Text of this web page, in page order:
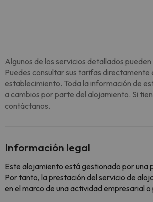
Algunos de los servicios detallados
Puedes consultar sus tarifas directamente
establecimiento. Toda la información de
a cambios por parte del alojamiento. Si
contáctanos.
Información legal
Este alojamiento está gestionado por una
Por tanto, la prestación del servicio de
en el marco de una actividad empresarial